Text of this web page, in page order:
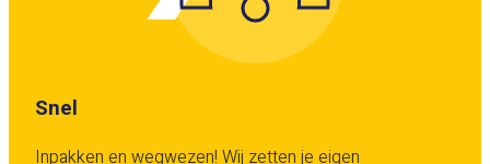
Snel
Inpakken en wegwezen! Wij zetten je eigen